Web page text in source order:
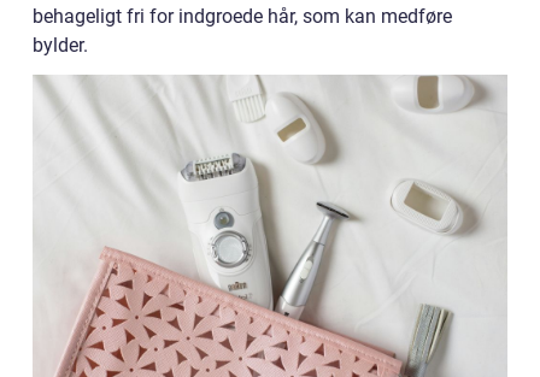
behageligt fri for indgroede hår, som kan medføre
bylder.